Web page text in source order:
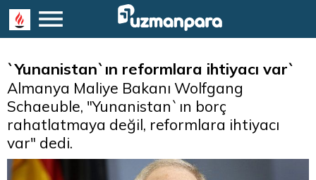
`Yunanistan`ın reformlara ihtiyacı var`
Almanya Maliye Bakanı Wolfgang
Schaeuble, "Yunanistan`ın borç
rahatlatmaya değil, reformlara ihtiyacı
var" dedi.